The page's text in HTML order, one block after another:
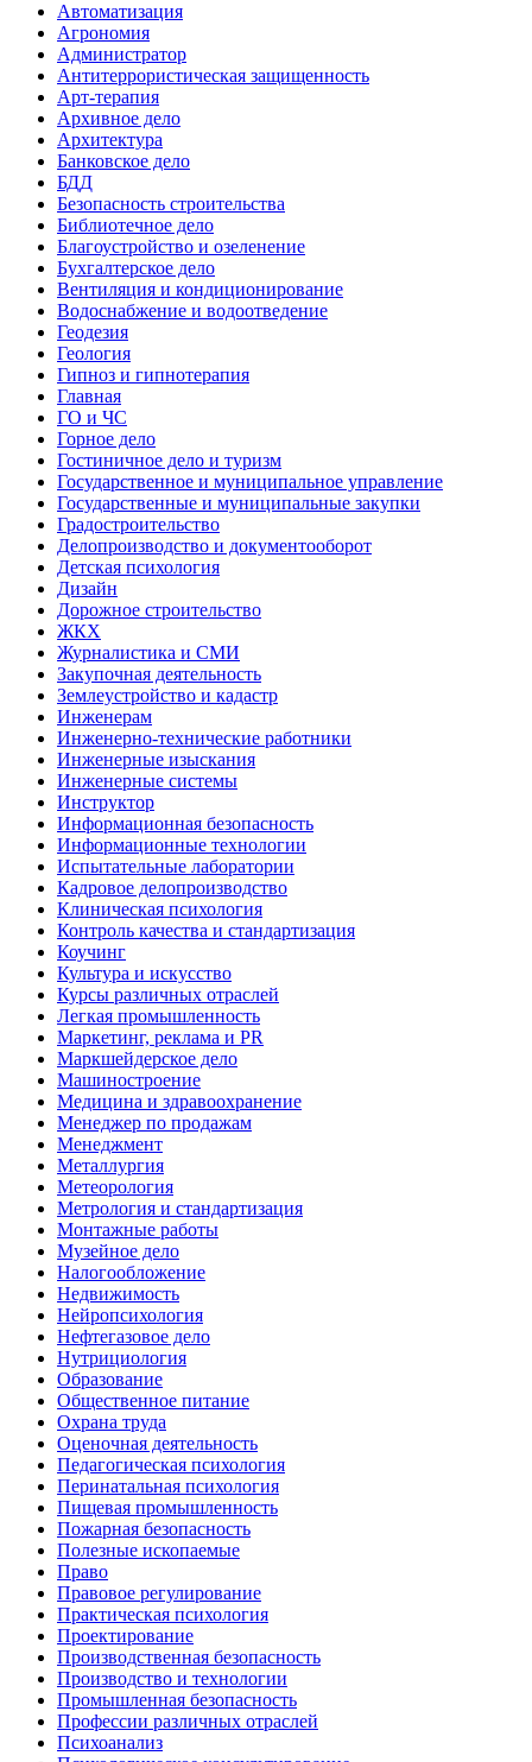
Автоматизация
Агрономия
Администратор
Антитеррористическая защищенность
Арт-терапия
Архивное дело
Архитектура
Банковское дело
БДД
Безопасность строительства
Библиотечное дело
Благоустройство и озеленение
Бухгалтерское дело
Вентиляция и кондиционирование
Водоснабжение и водоотведение
Геодезия
Геология
Гипноз и гипнотерапия
Главная
ГО и ЧС
Горное дело
Гостиничное дело и туризм
Государственное и муниципальное управление
Государственные и муниципальные закупки
Градостроительство
Делопроизводство и документооборот
Детская психология
Дизайн
Дорожное строительство
ЖКХ
Журналистика и СМИ
Закупочная деятельность
Землеустройство и кадастр
Инженерам
Инженерно-технические работники
Инженерные изыскания
Инженерные системы
Инструктор
Информационная безопасность
Информационные технологии
Испытательные лаборатории
Кадровое делопроизводство
Клиническая психология
Контроль качества и стандартизация
Коучинг
Культура и искусство
Курсы различных отраслей
Легкая промышленность
Маркетинг, реклама и PR
Маркшейдерское дело
Машиностроение
Медицина и здравоохранение
Менеджер по продажам
Менеджмент
Металлургия
Метеорология
Метрология и стандартизация
Монтажные работы
Музейное дело
Налогообложение
Недвижимость
Нейропсихология
Нефтегазовое дело
Нутрициология
Образование
Общественное питание
Охрана труда
Оценочная деятельность
Педагогическая психология
Перинатальная психология
Пищевая промышленность
Пожарная безопасность
Полезные ископаемые
Право
Правовое регулирование
Практическая психология
Проектирование
Производственная безопасность
Производство и технологии
Промышленная безопасность
Профессии различных отраслей
Психоанализ